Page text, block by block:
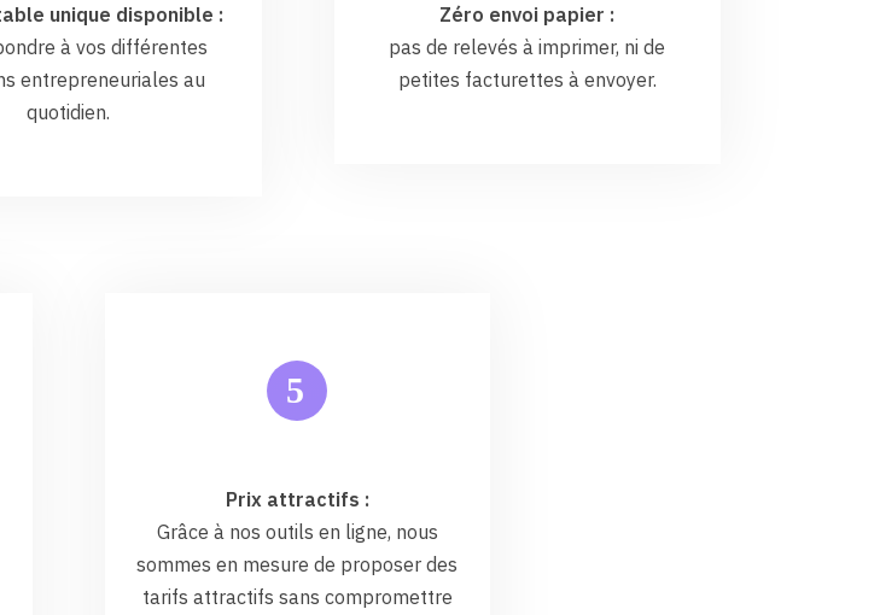
unique disponible :
à vos différentes
entrepreneuriales au
quotidien.
Zéro envoi papier :
pas de relevés à imprimer, ni de
petites facturettes à envoyer.
5
Prix attractifs :
Grâce à nos outils en ligne, nous
sommes en mesure de proposer des
tarifs attractifs sans compromettre